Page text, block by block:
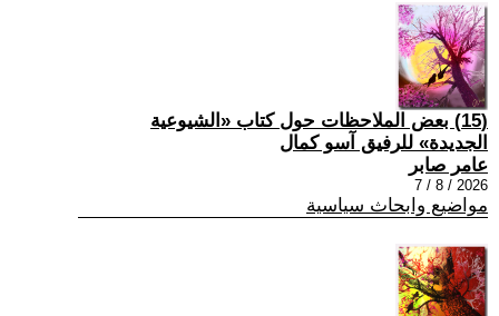
(15) بعض الملاحظات حول كتاب «الشيوعية
الجديدة» للرفيق آسو كمال
عامر صابر
2026 / 8 / 7
مواضيع وابحاث سياسية